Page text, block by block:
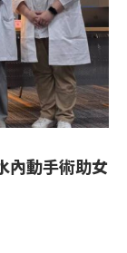
內動手術助女